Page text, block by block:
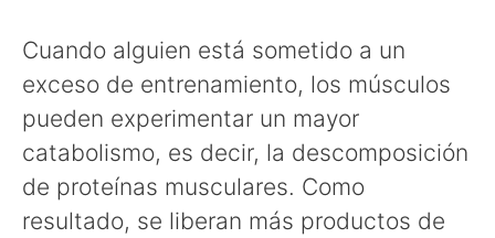
Cuando alguien está sometido a un
exceso de entrenamiento, los músculos
pueden experimentar un mayor
catabolismo, es decir, la descomposición
de proteínas musculares. Como
resultado, se liberan más productos de